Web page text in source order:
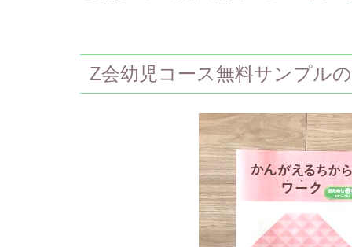
Z会幼児コース無料サンプル